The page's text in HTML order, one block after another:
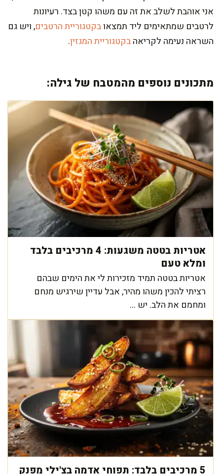
אני אוהבת לשלב את זה עם משהו קטן בצד. רעיונות
לרטבים שמתאימים ליד תמצאובקטגוריית הרטבים, ויש גם
השראה נעימה לקריאהבקטגוריית המגזין.
מתכונים נוספים מהמטבח של גילה:
אטריות בטטה משגעות: 4 מרכיבים בלבד
ומלא טעם
אטריות בטטה תמיד מזכירות לי את הימים שבהם
רציתי להכין משהו מהיר, אבל עדיין שירגיש מנחם
ומחמם את הלב. יש ...
5 מרכיבים בלבד: תפוחי אדמה בצ'ילי מפנק